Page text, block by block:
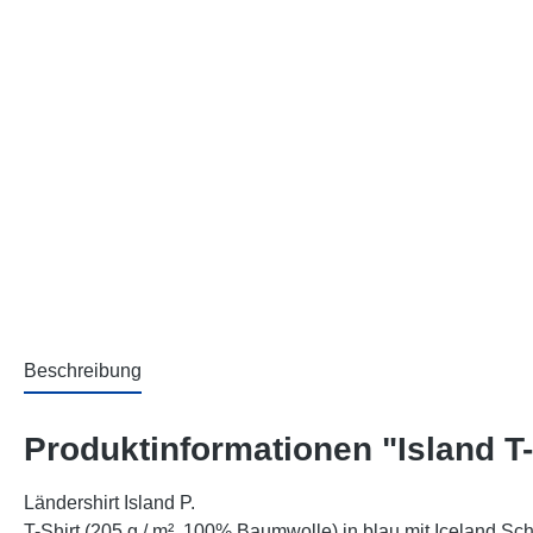
Beschreibung
Produktinformationen "Island
Ländershirt Island P.